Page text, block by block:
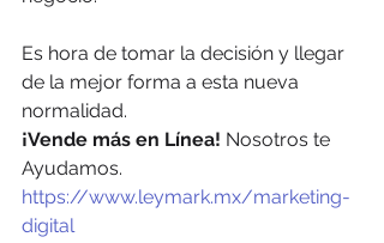
Es hora de tomar la decisión y llegar
de la mejor forma a esta nueva
normalidad.
¡Vende más en Línea! Nosotros te
Ayudamos.
https://www.leymark.mx/marketing-
digital